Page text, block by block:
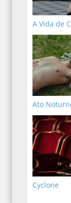
A Vida de
Ato
Cyclone